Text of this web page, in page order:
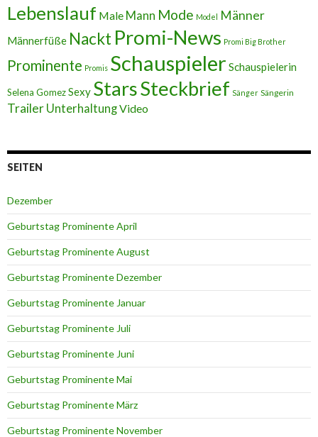
Lebenslauf Male Mann Mode Model Männer
Männerfüße Nackt Promi-News Promi Big Brother
Prominente Promis Schauspieler Schauspielerin
Selena GomezSexy StarsSteckbrief Sänger Sängerin
Trailer UnterhaltungVideo
SEITEN
Dezember
Geburtstag Prominente April
Geburtstag Prominente August
Geburtstag Prominente Dezember
Geburtstag Prominente Januar
Geburtstag Prominente Juli
Geburtstag Prominente Juni
Geburtstag Prominente Mai
Geburtstag Prominente März
Geburtstag Prominente November